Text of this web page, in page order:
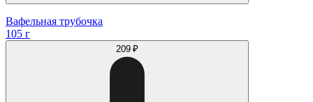
Вафельная трубочка
105 г
209 ₽